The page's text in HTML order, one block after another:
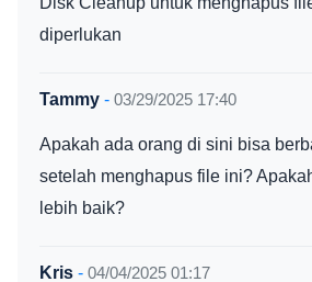
diperlukan
Tammy - 03/29/2025 17:40
Apakah ada orang di sini bisa
setelah menghapus file ini?
lebih baik?
Kris - 04/04/2025 01:17